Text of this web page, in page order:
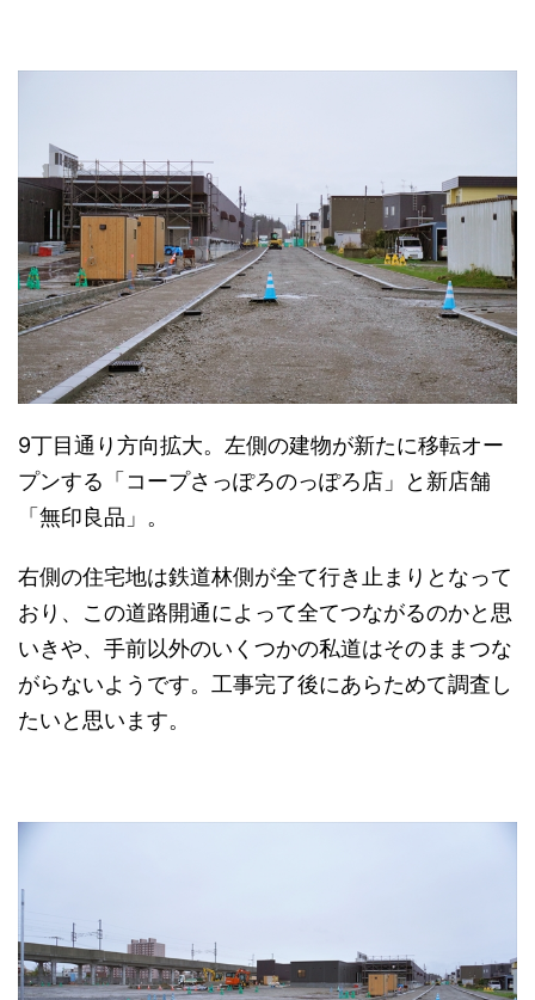
9丁目通り方向拡大。左側の建物が新たに移転オー
プンする「コープさっぽろのっぽろ店」と新店舗
「無印良品」。
右側の住宅地は鉄道林側が全て行き止まりとなって
おり、この道路開通によって全てつながるのかと思
いきや、手前以外のいくつかの私道はそのままつな
がらないようです。工事完了後にあらためて調査し
たいと思います。